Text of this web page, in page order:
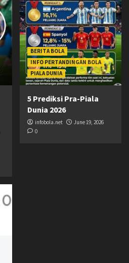
BERITA BOLA
INFO PERTANDINGAN BOLA
PIALA DUNIA
5 Prediksi Pra-Piala
Dunia 2026
infobola.net
June 19, 2026
0